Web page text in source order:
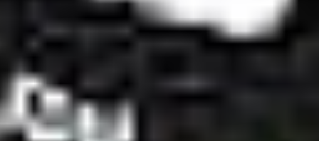
Ochrona sygnalistów